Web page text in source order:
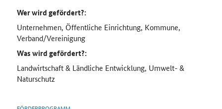
Wer wird gefördert?:
Unternehmen, Öffentliche Einrichtung, Kommune,
Verband/Vereinigung
Was wird gefördert?:
Landwirtschaft & Ländliche Entwicklung, Umwelt- &
Naturschutz